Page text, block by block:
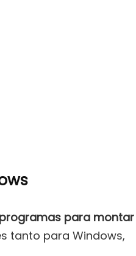
para montar
tanto para Windows,